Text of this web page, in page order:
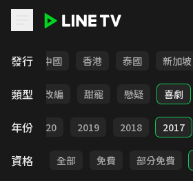
發行
韓國 中國 香港 泰國 新加坡
類型
都會 改編 甜寵 懸疑 喜劇
年份 2020 2019 2018 2017
資格 全部 免費 部分免費